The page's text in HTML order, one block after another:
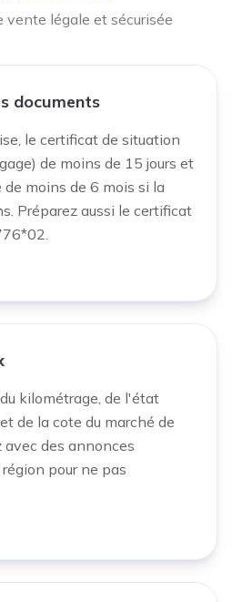
vente légale et sécurisée
documents
le certificat de situation
de moins de 15 jours et
moins de 6 mois si la
Préparez aussi le certificat
kilométrage, de l'état
de la cote du marché de
avec des annonces
pour ne pas